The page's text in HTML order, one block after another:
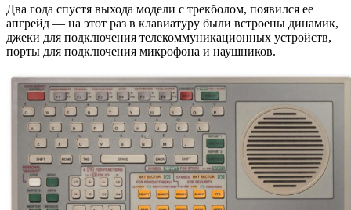
Два года спустя выхода модели с трекболом, появился ее
апгрейд — на этот раз в клавиатуру были встроены динамик,
джеки для подключения телекоммуникационных устройств,
порты для подключения микрофона и наушников.